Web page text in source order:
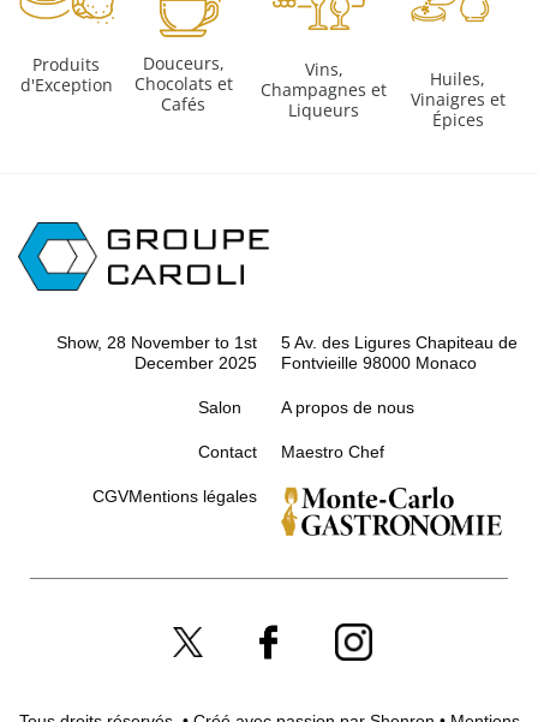
Produits
d'Exception
Douceurs,
Chocolats et
Cafés
Vins,
Champagnes et
Liqueurs
Huiles,
Vinaigres et
Épices
Show, 28 November to 1st
December 2025
5 Av. des Ligures Chapiteau de
Fontvieille 98000 Monaco
Salon
Contact
A propos de nous
Maestro Chef
CGVMentions légales